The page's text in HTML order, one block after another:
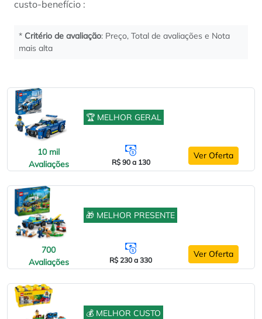
custo-benefício :
* Critério de avaliação: Preço, Total de avaliações e Nota
mais alta
🏆 MELHOR GERAL
10 mil
Avaliações
R$ 90 a 130
Ver Oferta
🎁 MELHOR PRESENTE
700
Avaliações
R$ 230 a 330
Ver Oferta
💰 MELHOR CUSTO